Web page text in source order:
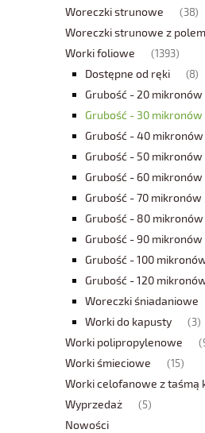
Woreczki strunowe (38)
Woreczki strunowe z
Worki foliowe (1393)
Dostępne od ręki (8)
Grubość - 20 mikronów
Grubość - 30 mikronów
Grubość - 40 mikronów
Grubość - 50 mikronów
Grubość - 60 mikronów
Grubość - 70 mikronów
Grubość - 80 mikronów
Grubość - 90 mikronów
Grubość - 100
Grubość - 120
Woreczki śniadaniowe
Worki do kapusty (3)
Worki polipropylenowe
Worki śmieciowe (15)
Worki celofanowe z taśmą
Wyprzedaż (5)
Nowości